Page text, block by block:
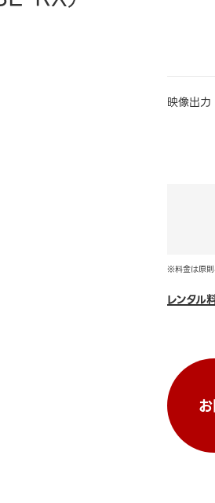
映像出力
※料金は原則
レンタル